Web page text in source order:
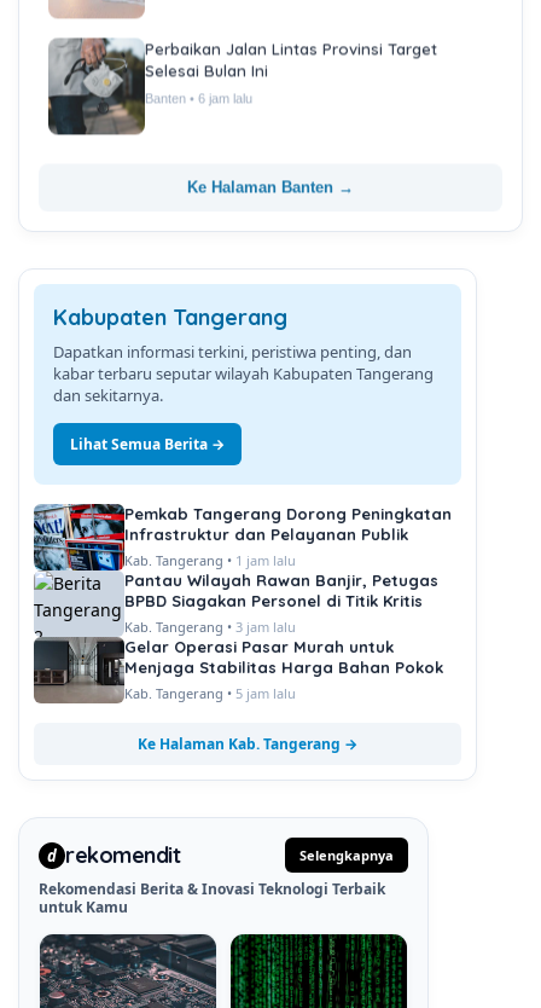
Perbaikan Jalan Lintas Provinsi Target
Selesai Bulan Ini
Banten • 6 jam lalu
Ke Halaman Banten →
Kabupaten Tangerang
Dapatkan informasi terkini, peristiwa penting, dan
kabar terbaru seputar wilayah Kabupaten Tangerang
dan sekitarnya.
Lihat Semua Berita →
Pemkab Tangerang Dorong Peningkatan
Infrastruktur dan Pelayanan Publik
Kab. Tangerang • 1 jam lalu
Pantau Wilayah Rawan Banjir, Petugas
BPBD Siagakan Personel di Titik Kritis
Kab. Tangerang • 3 jam lalu
Gelar Operasi Pasar Murah untuk
Menjaga Stabilitas Harga Bahan Pokok
Kab. Tangerang • 5 jam lalu
Ke Halaman Kab. Tangerang →
d rekomendit Selengkapnya
Rekomendasi Berita & Inovasi Teknologi Terbaik
untuk Kamu